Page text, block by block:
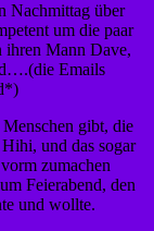
Nachmittag über
um die paar
ihren Mann Dave,
Emails
gibt, die
und das sogar
zumachen
Feierabend, den
und wollte.